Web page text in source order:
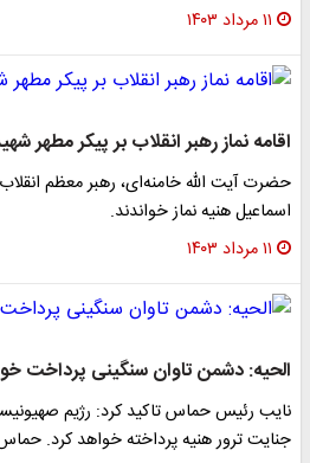
۱۱ مرداد ۱۴۰۳
اقامه نماز رهبر انقلاب بر پیکر مطهر
حضرت آیت الله خامنه‌ای، رهبر معظم
اسماعیل هنیه نماز خواندند.
۱۱ مرداد ۱۴۰۳
الحیه: دشمن تاوان سنگینی پرداخت
نایب رئیس حماس تاکید کرد: رژیم
جنایت ترور هنیه پرداخته خواهد کرد.